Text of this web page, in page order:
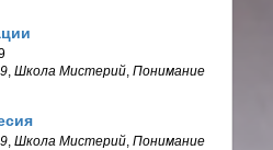
,Школа Мистерий ,Понимание
,Школа Мистерий ,Понимание